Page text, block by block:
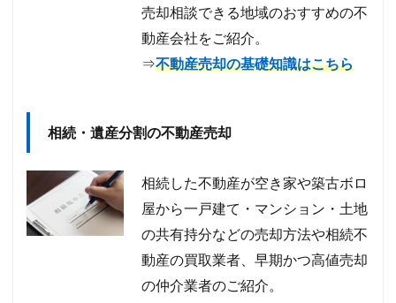
売却相談できる地域のおすすめの不
動産会社をご紹介。
⇒不動産売却の基礎知識はこちら
相続・遺産分割の不動産売却
相続した不動産が空き家や築古ボロ
屋から一戸建て・マンション・土地
の共有持分などの売却方法や相続不
動産の買取業者、早期かつ高値売却
の仲介業者のご紹介。